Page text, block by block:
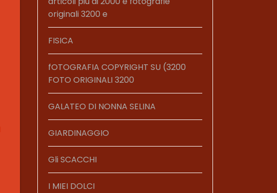
originali 3200 e
FISICA
fOTOGRAFIA COPYRIGHT SU (3200
FOTO ORIGINALI 3200
GALATEO DI NONNA SELINA
GIARDINAGGIO
Gli SCACCHI
I MIEI DOLCI